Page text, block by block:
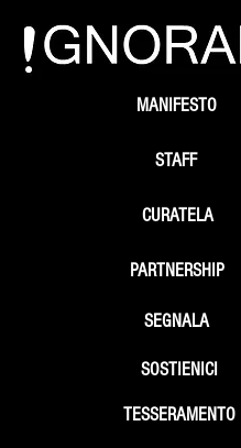
STAFF
SEGNALA
SOSTIENICI
MANIFESTO
PARTNERSHIP
TESSERAMENTO
CURATELA